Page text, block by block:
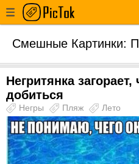
Смешные Картинки:
Негритянка загорает,
добиться
Негры Пляж Лето